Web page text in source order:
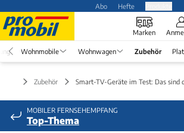
Abo Hefte
Marken
Wohnmobile Wohnwagen Zubehör
Zubehör Smart-TV-Geräte im Test: Das sind
MOBILER FERNSEHEMPFANG
Top-Thema